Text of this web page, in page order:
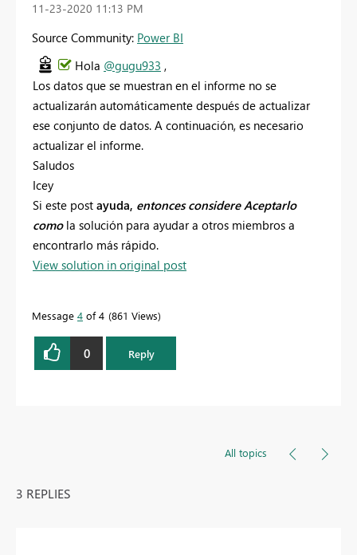
‎11-23-2020 11:13 PM
Source Community: Power BI
Hola @gugu933 ,
Los datos que se muestran en el informe no se
actualizarán automáticamente después de actualizar
ese conjunto de datos. A continuación, es necesario
actualizar el informe.
Saludos
Icey
Si este post ayuda, entonces considere Aceptarlo
como la solución para ayudar a otros miembros a
encontrarlo más rápido.
View solution in original post
Message 4 of 4 861 Views
0 Reply
All topics
3 REPLIES